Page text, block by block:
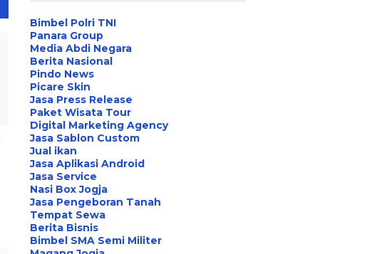
Bimbel Polri TNI
Panara Group
Media Abdi Negara
Berita Nasional
Pindo News
Picare Skin
Jasa Press Release
Paket Wisata Tour
Digital Marketing Agency
Jasa Sablon Custom
Jual ikan
Jasa Aplikasi Android
Jasa Service
Nasi Box Jogja
Jasa Pengeboran Tanah
Tempat Sewa
Berita Bisnis
Bimbel SMA Semi Militer